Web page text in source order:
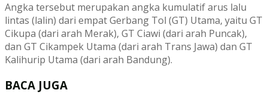
Angka tersebut merupakan angka kumulatif arus lalu
lintas (lalin) dari empat Gerbang Tol (GT) Utama, yaitu GT
Cikupa (dari arah Merak), GT Ciawi (dari arah Puncak),
dan GT Cikampek Utama (dari arah Trans Jawa) dan GT
Kalihurip Utama (dari arah Bandung).
BACA JUGA